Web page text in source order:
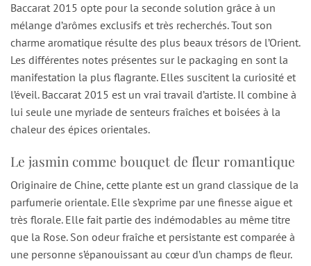
Baccarat 2015 opte pour la seconde solution grâce à un
mélange d’arômes exclusifs et très recherchés. Tout son
charme aromatique résulte des plus beaux trésors de l’Orient.
Les différentes notes présentes sur le packaging en sont la
manifestation la plus flagrante. Elles suscitent la curiosité et
l’éveil. Baccarat 2015 est un vrai travail d’artiste. Il combine à
lui seule une myriade de senteurs fraîches et boisées à la
chaleur des épices orientales.
Le jasmin comme bouquet de fleur romantique
Originaire de Chine, cette plante est un grand classique de la
parfumerie orientale. Elle s’exprime par une finesse aigue et
très florale. Elle fait partie des indémodables au même titre
que la Rose. Son odeur fraîche et persistante est comparée à
une personne s’épanouissant au cœur d’un champs de fleur.